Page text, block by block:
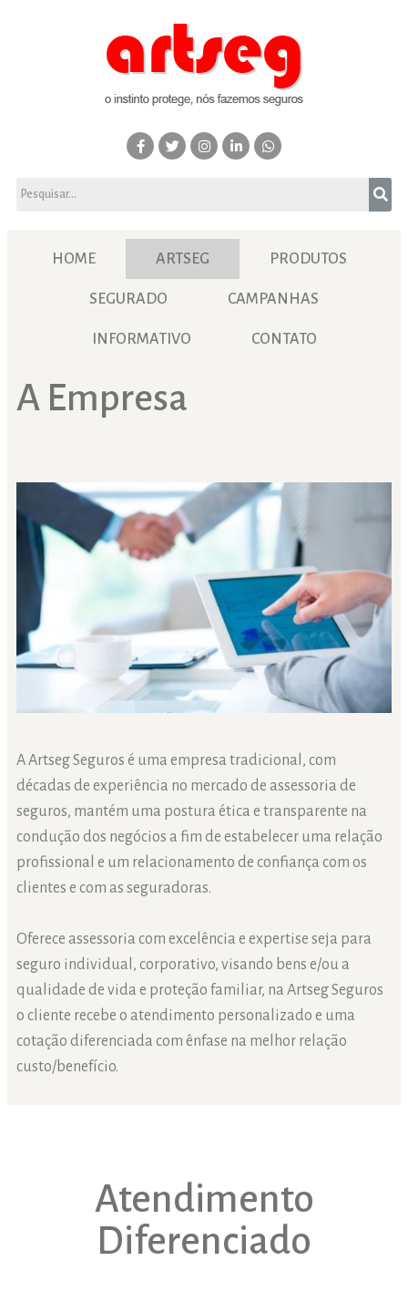
HOME ARTSEG PRODUTOS
SEGURADO CAMPANHAS
INFORMATIVO CONTATO
A Empresa
A Artseg Seguros é uma empresa tradicional, com
décadas de experiência no mercado de assessoria de
seguros, mantém uma postura ética e transparente na
condução dos negócios a fim de estabelecer uma relação
profissional e um relacionamento de confiança com os
clientes e com as seguradoras.
Oferece assessoria com excelência e expertise seja para
seguro individual, corporativo, visando bens e/ou a
qualidade de vida e proteção familiar, na Artseg Seguros
o cliente recebe o atendimento personalizado e uma
cotação diferenciada com ênfase na melhor relação
custo/benefício.
Atendimento
Diferenciado